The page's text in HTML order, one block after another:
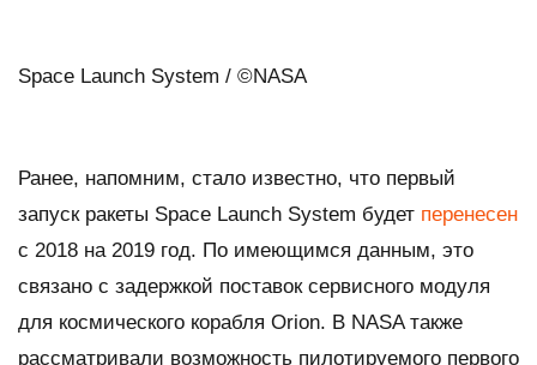
Space Launch System / ©NASA
Ранее, напомним, стало известно, что первый
запуск ракеты Space Launch System будет перенесен
с 2018 на 2019 год. По имеющимся данным, это
связано с задержкой поставок сервисного модуля
для космического корабля Orion. В NASA также
рассматривали возможность пилотируемого первого